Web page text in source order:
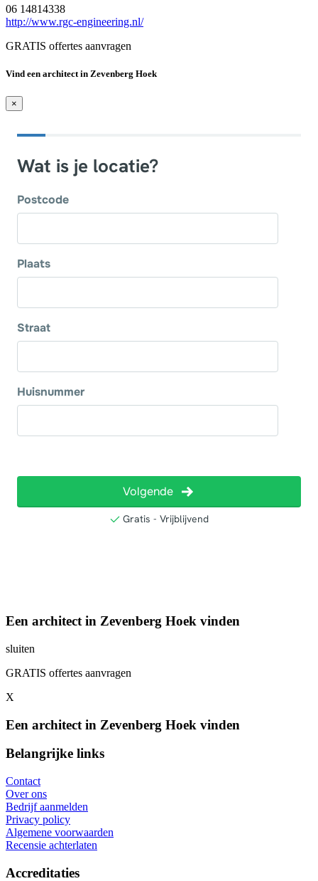
06 14814338
http://www.rgc-engineering.nl/
GRATIS offertes aanvragen
Vind een architect in Zevenberg Hoek
×
Een architect in Zevenberg Hoek vinden
sluiten
GRATIS offertes aanvragen
X
Een architect in Zevenberg Hoek vinden
Belangrijke links
Contact
Over ons
Bedrijf aanmelden
Privacy policy
Algemene voorwaarden
Recensie achterlaten
Accreditaties